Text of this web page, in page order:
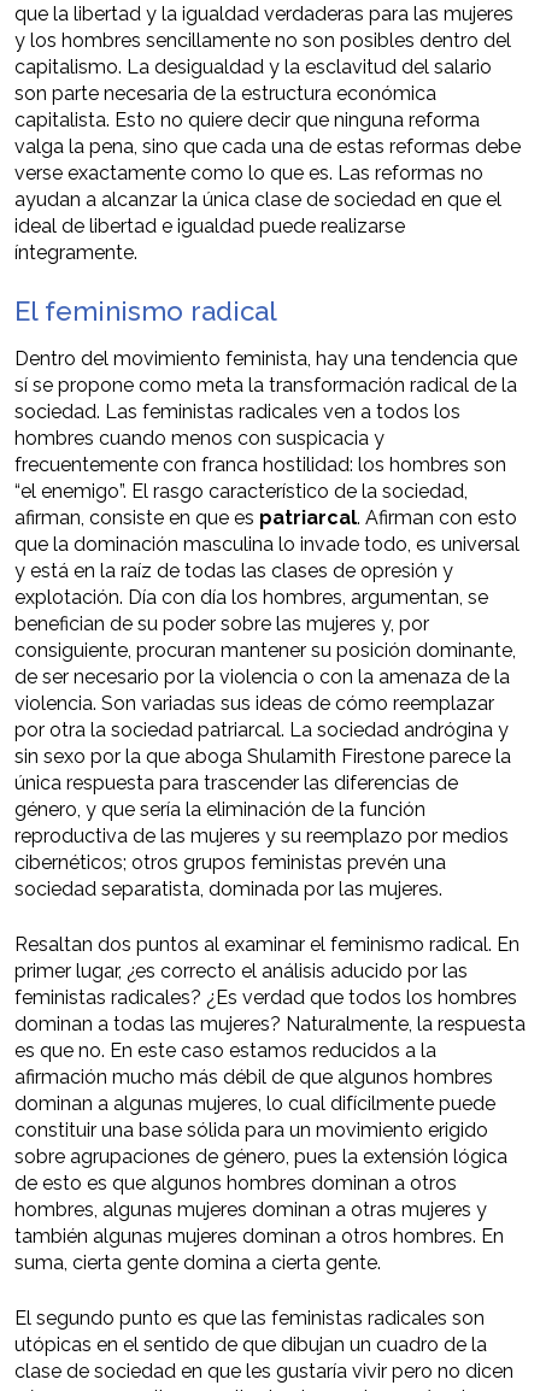
que la libertad y la igualdad verdaderas para las mujeres
y los hombres sencillamente no son posibles dentro del
capitalismo. La desigualdad y la esclavitud del salario
son parte necesaria de la estructura económica
capitalista. Esto no quiere decir que ninguna reforma
valga la pena, sino que cada una de estas reformas debe
verse exactamente como lo que es. Las reformas no
ayudan a alcanzar la única clase de sociedad en que el
ideal de libertad e igualdad puede realizarse
íntegramente.
El feminismo radical
Dentro del movimiento feminista, hay una tendencia que
sí se propone como meta la transformación radical de la
sociedad. Las feministas radicales ven a todos los
hombres cuando menos con suspicacia y
frecuentemente con franca hostilidad: los hombres son
“el enemigo”. El rasgo característico de la sociedad,
afirman, consiste en que es patriarcal. Afirman con esto
que la dominación masculina lo invade todo, es universal
y está en la raíz de todas las clases de opresión y
explotación. Día con día los hombres, argumentan, se
benefician de su poder sobre las mujeres y, por
consiguiente, procuran mantener su posición dominante,
de ser necesario por la violencia o con la amenaza de la
violencia. Son variadas sus ideas de cómo reemplazar
por otra la sociedad patriarcal. La sociedad andrógina y
sin sexo por la que aboga Shulamith Firestone parece la
única respuesta para trascender las diferencias de
género, y que sería la eliminación de la función
reproductiva de las mujeres y su reemplazo por medios
cibernéticos; otros grupos feministas prevén una
sociedad separatista, dominada por las mujeres.
Resaltan dos puntos al examinar el feminismo radical. En
primer lugar, ¿es correcto el análisis aducido por las
feministas radicales? ¿Es verdad que todos los hombres
dominan a todas las mujeres? Naturalmente, la respuesta
es que no. En este caso estamos reducidos a la
afirmación mucho más débil de que algunos hombres
dominan a algunas mujeres, lo cual difícilmente puede
constituir una base sólida para un movimiento erigido
sobre agrupaciones de género, pues la extensión lógica
de esto es que algunos hombres dominan a otros
hombres, algunas mujeres dominan a otras mujeres y
también algunas mujeres dominan a otros hombres. En
suma, cierta gente domina a cierta gente.
El segundo punto es que las feministas radicales son
utópicas en el sentido de que dibujan un cuadro de la
clase de sociedad en que les gustaría vivir pero no dicen